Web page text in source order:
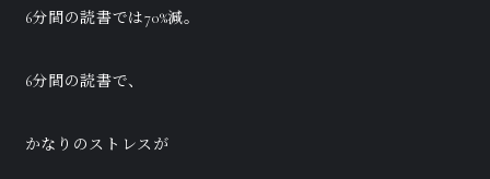
6分間の読書では70%減。
6分間の読書で、
かなりのストレスが